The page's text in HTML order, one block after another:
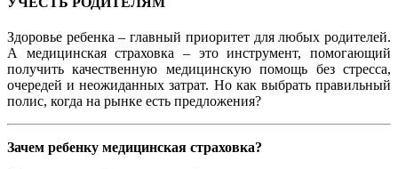
Здоровье ребенка – главный приоритет для любых родителей.
А медицинская страховка – это инструмент, помогающий
получить качественную медицинскую помощь без стресса,
очередей и неожиданных затрат. Но как выбрать правильный
полис, когда на рынке есть предложения?
Зачем ребенку медицинская страховка?